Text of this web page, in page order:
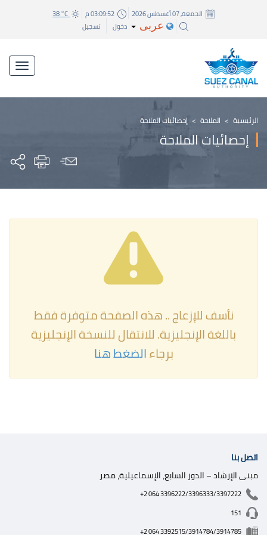
الجمعة, 07 أغسطس 2026 03:09:52 م 38 °C
عربى دخول تسجيل
الرئيسية > الملاحة > إحصائيات الملاحة
إحصائيات الملاحة
نأسف للإزعاج ..هذه الصفح​ة متوفرة فقط
باللغة الإنجليزية.للانتقال للنسخة الإ​نجليزية
برجاءالضغط هنا
اتصل بنا
مبنى الإرشاد – الدور السابع، الإسماعيلية، مصر
+2 064 3396222/3396333/3397222
151
+2 064 3392515/3914784/3914785